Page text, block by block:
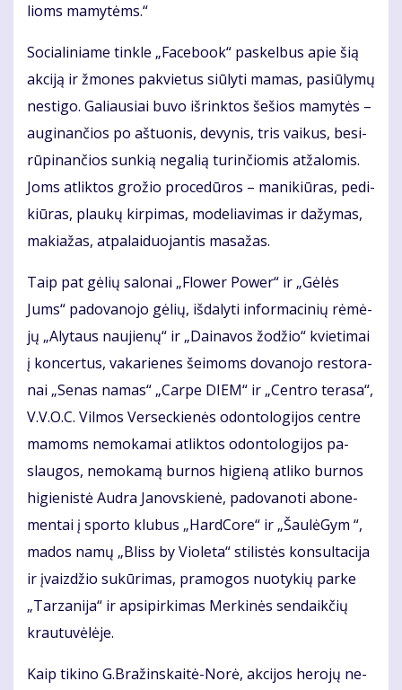
lioms ma­my­tėms.“
So­cia­li­nia­me tin­kle „Fa­ce­bo­ok“ pa­skel­bus apie šią
ak­ci­ją ir žmo­nes pa­kvie­tus siū­ly­ti ma­mas, pa­siū­ly­mų
ne­sti­go. Ga­liau­siai bu­vo iš­rink­tos še­šios ma­my­tės –
au­gi­nan­čios po aš­tuo­nis, de­vy­nis, tris vai­kus, be­si­
rū­pi­nan­čios sun­kią ne­ga­lią tu­rin­čio­mis at­ža­lo­mis.
Joms at­lik­tos gro­žio pro­ce­dū­ros – ma­ni­kiū­ras, pe­di­
kiū­ras, plau­kų kir­pi­mas, mo­de­lia­vi­mas ir da­žy­mas,
ma­kia­žas, at­pa­lai­duo­jan­tis ma­sa­žas.
Taip pat gė­lių sa­lo­nai „Flo­wer Po­wer“ ir „Gė­lės
Jums“ pa­do­va­no­jo gė­lių, iš­da­ly­ti in­for­ma­ci­nių rė­mė­
jų „Aly­taus nau­jie­nų“ ir „Dai­na­vos žo­džio“ kvie­ti­mai
į kon­cer­tus, va­ka­rie­nes šei­moms do­va­no­jo res­to­ra­
nai „Se­nas na­mas“ „Car­pe DIEM“ ir „Cen­tro te­ra­sa“,
V.V.O.C. Vil­mos Ver­sec­kie­nės odon­to­lo­gi­jos cen­tre
ma­moms ne­mo­ka­mai at­lik­tos odon­to­lo­gi­jos pa­
slau­gos, ne­mo­ka­mą bur­nos hi­gie­ną at­li­ko bur­nos
hi­gie­nis­tė Aud­ra Ja­nov­skie­nė, pa­do­va­no­ti abo­ne­
men­tai į spor­to klu­bus „Hard­Co­re“ ir „Šau­lė­Gym “,
ma­dos na­mų „Bliss by Vio­le­ta“ sti­lis­tės kon­sul­ta­ci­ja
ir įvaiz­džio su­kū­ri­mas, pra­mo­gos nuo­ty­kių par­ke
„Tar­za­ni­ja“ ir ap­si­pir­ki­mas Mer­ki­nės sen­daik­čių
krau­tu­vė­lė­je.
Kaip ti­ki­no G.Bra­žins­kai­tė-No­rė, ak­ci­jos he­ro­jų ne­